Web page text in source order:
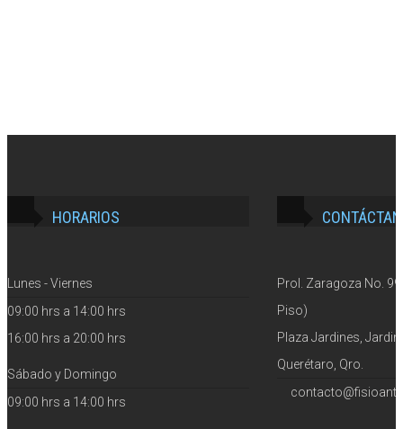
HORARIOS
Lunes - Viernes
09:00 hrs a 14:00 hrs
16:00 hrs a 20:00 hrs
Sábado y Domingo
09:00 hrs a 14:00 hrs
Prol. Zaragoza No.
Piso)
Plaza Jardines,
Querétaro, Qro.